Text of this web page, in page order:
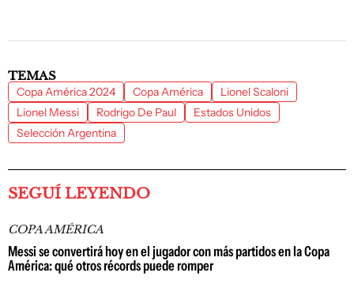
TEMAS
Copa América 2024 Copa América
Lionel Scaloni
Lionel Messi
Rodrigo De Paul
Estados Unidos
Selección Argentina
SEGUÍ LEYENDO
COPA AMÉRICA
Messi se convertirá hoy en el jugador con más partidos en la Copa
América: qué otros récords puede romper